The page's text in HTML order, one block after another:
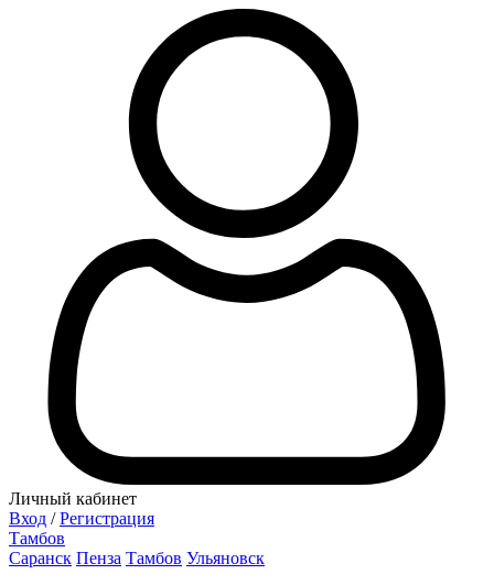
Личный кабинет
Вход / Регистрация
Тамбов
Саранск Пенза Тамбов Ульяновск